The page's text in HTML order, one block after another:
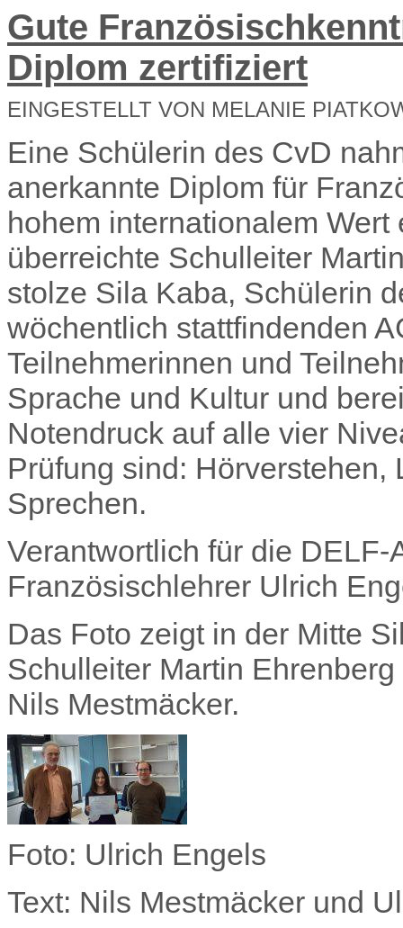
Gute
Diplom zertifiziert
EINGESTELLT VON MELANIE
Eine Schülerin des CvD
anerkannte Diplom für
hohem internationalem
überreichte Schulleiter
stolze Sila Kaba, Schülerin
wöchentlich stattfindenden
Teilnehmerinnen und
Sprache und Kultur und
Notendruck auf alle vier
Prüfung sind:
Sprechen.
Verantwortlich für die
Französischlehrer Ulrich
Das Foto zeigt in der Mitte
Schulleiter Martin
Nils Mestmäcker.
Foto: Ulrich Engels
Text: Nils Mestmäcker und